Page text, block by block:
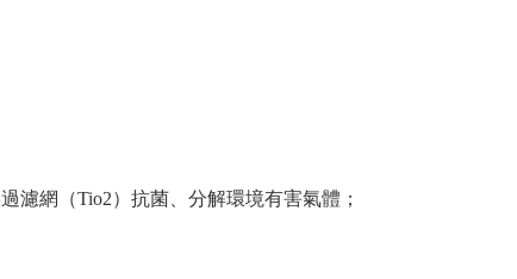
網（Tio2）抗菌、分解環境有害氣體；